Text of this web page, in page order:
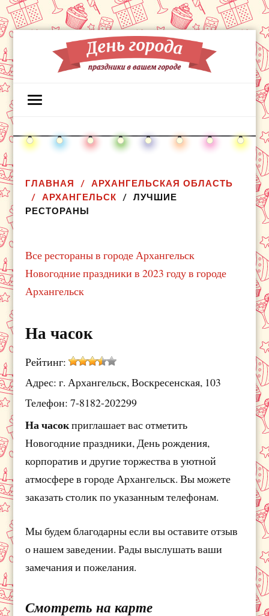
ГЛАВНАЯ
АРХАНГЕЛЬСКАЯ ОБЛАСТЬ
АРХАНГЕЛЬСК
ЛУЧШИЕ
РЕСТОРАНЫ
Все рестораны в городе Архангельск
Новогодние праздники в 2023 году в городе
Архангельск
На часок
Рейтинг:
Адрес: г. Архангельск, Воскресенская, 103
Телефон: 7-8182-202299
На часокприглашает вас отметить
Новогодние праздники, День рождения,
корпоратив и другие торжества в уютной
атмосфере в городе Архангельск. Вы можете
заказать столик по указанным телефонам.
Мы будем благодарны если вы оставите отзыв
о нашем заведении. Рады выслушать ваши
замечания и пожелания.
Смотреть на карте